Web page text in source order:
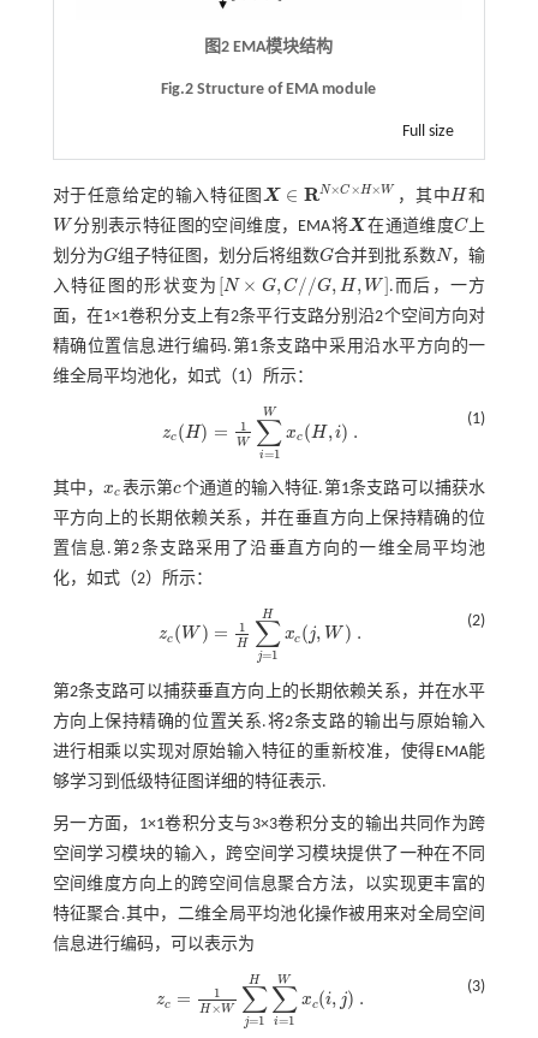
图2 EMA模块结构
Fig.2 Structure of EMA module
Full size
对于任意给定的输入特征图 X ∈ RN×C×H×W
X∈R N×C ，其中H
H 和
W
W 分别表示特征图的空间维度，EMA将X
X 在通道维度C
C 上
划分为G
G 组子特征图，划分后将组数G
G合并到批系数N
N ，输
入特征图的形状变为 N × G,C//G, H, W
N× G, C//G,H, W]
.而后，一方
面，在1×1卷积分支上有2条平行支路分别沿2个空间方向对
精确位置信息进行编码.第1条支路中采用沿水平方向的一
维全局平均池化，如式（1） 所示：
zc (H) = 1
W ∑
i=1
W
xc (H,i) .
zc(H)=1 W ∑i=1 W c(H,i) .
(1)
其中，xc
xc 表示第c
c个通道的输入特征.第1条支路可以捕获水
平方向上的长期依赖关系，并在垂直方向上保持精确的位
置信息.第2条支路采用了沿垂直方向的一维全局平均池
化，如式（2） 所示：
zc ( W ) = 1
H ∑
j=1
H
xc (j, W ) .
zc(W)=1 H∑ j=1 Hx c( j,W) .
(2)
第2条支路可以捕获垂直方向上的长期依赖关系，并在水平
方向上保持精确的位置关系.将2条支路的输出与原始输入
进行相乘以实现对原始输入特征的重新校准，使得EMA能
够学习到低级特征图详细的特征表示.
另一方面，1×1卷积分支与3×3卷积分支的输出共同作为跨
空间学习模块的输入，跨空间学习模块提供了一种在不同
空间维度方向上的跨空间信息聚合方法，以实现更丰富的
特征聚合.其中，二维全局平均池化操作被用来对全局空间
信息进行编码，可以表示为
zc = 1
H× W ∑
j=1
H ∑
i=1
W
xc(i, j) .
zc=1H ×W∑j= 1H ∑ =1 Wxc(i,j ) .
(3)